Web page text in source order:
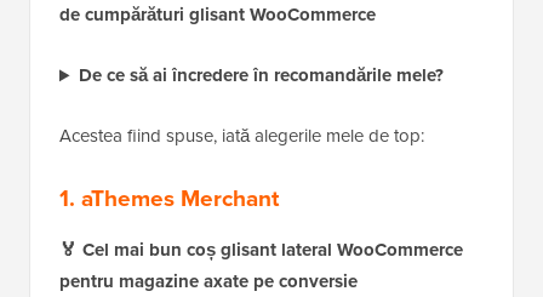
de cumpărături glisant WooCommerce
De ce să ai încredere în recomandările mele?
Acestea fiind spuse, iată alegerile mele de top:
1. aThemes Merchant
🏅 Cel mai bun coș glisant lateral WooCommerce
pentru magazine axate pe conversie